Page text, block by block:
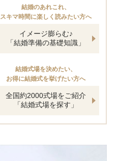
結婚のあれこれ、
スキマ時間に楽しく読みたい方へ
イメージ膨らむ♪
「結婚準備の基礎知識」
結婚式場を決めたい、
お得に結婚式を挙げたい方へ
全国約2000式場をご紹介
「結婚式場を探す」